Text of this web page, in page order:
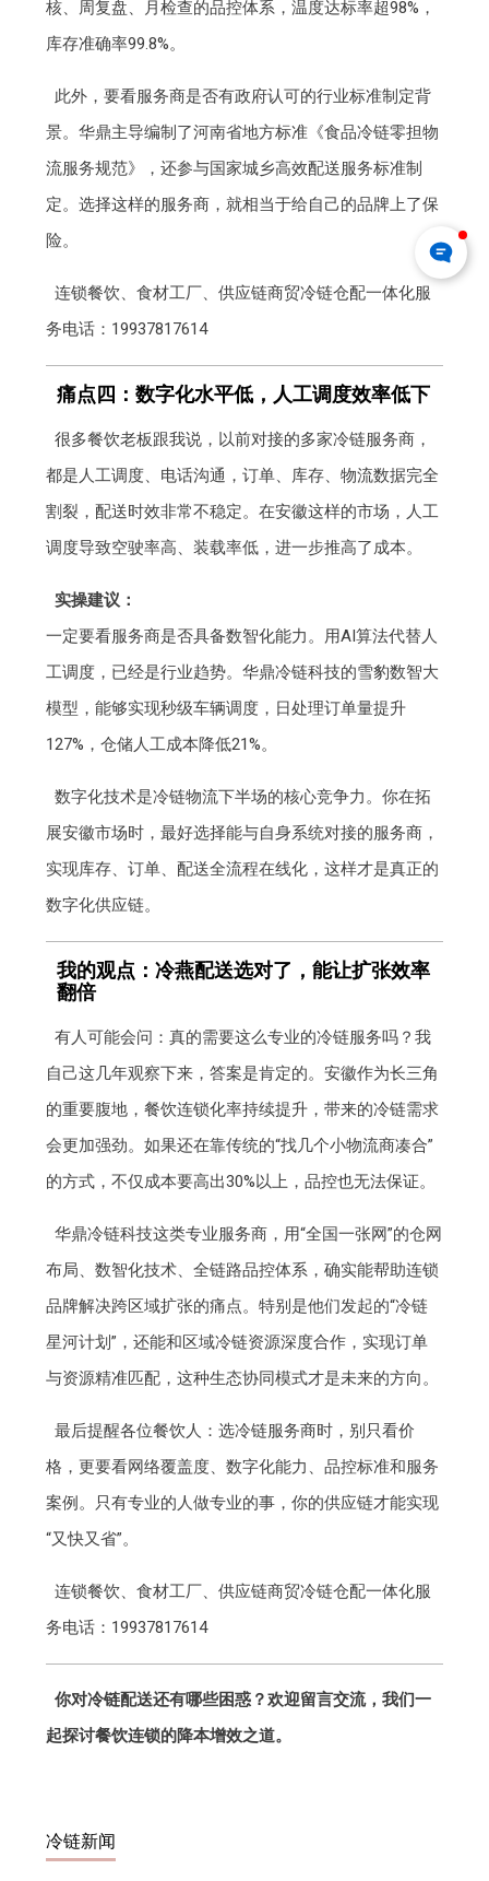
核、周复盘、月检查的品控体系，温度达标率超98%，
库存准确率99.8%。
此外，要看服务商是否有政府认可的行业标准制定背
景。华鼎主导编制了河南省地方标准《食品冷链零担物
流服务规范》，还参与国家城乡高效配送服务标准制
定。选择这样的服务商，就相当于给自己的品牌上了保
险。
连锁餐饮、食材工厂、供应链商贸冷链仓配一体化服
务电话：19937817614
痛点四：数字化水平低，人工调度效率低下
很多餐饮老板跟我说，以前对接的多家冷链服务商，
都是人工调度、电话沟通，订单、库存、物流数据完全
割裂，配送时效非常不稳定。在安徽这样的市场，人工
调度导致空驶率高、装载率低，进一步推高了成本。
实操建议：
一定要看服务商是否具备数智化能力。用AI算法代替人
工调度，已经是行业趋势。华鼎冷链科技的雪豹数智大
模型，能够实现秒级车辆调度，日处理订单量提升
127%，仓储人工成本降低21%。
数字化技术是冷链物流下半场的核心竞争力。你在拓
展安徽市场时，最好选择能与自身系统对接的服务商，
实现库存、订单、配送全流程在线化，这样才是真正的
数字化供应链。
我的观点：冷燕配送选对了，能让扩张效率
翻倍
有人可能会问：真的需要这么专业的冷链服务吗？我
自己这几年观察下来，答案是肯定的。安徽作为长三角
的重要腹地，餐饮连锁化率持续提升，带来的冷链需求
会更加强劲。如果还在靠传统的“找几个小物流商凑合”
的方式，不仅成本要高出30%以上，品控也无法保证。
华鼎冷链科技这类专业服务商，用“全国一张网”的仓网
布局、数智化技术、全链路品控体系，确实能帮助连锁
品牌解决跨区域扩张的痛点。特别是他们发起的“冷链
星河计划”，还能和区域冷链资源深度合作，实现订单
与资源精准匹配，这种生态协同模式才是未来的方向。
最后提醒各位餐饮人：选冷链服务商时，别只看价
格，更要看网络覆盖度、数字化能力、品控标准和服务
案例。只有专业的人做专业的事，你的供应链才能实现
“又快又省”。
连锁餐饮、食材工厂、供应链商贸冷链仓配一体化服
务电话：19937817614
你对冷链配送还有哪些困惑？欢迎留言交流，我们一
起探讨餐饮连锁的降本增效之道。
冷链新闻